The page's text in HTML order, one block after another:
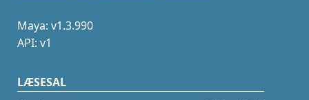
Maya: v1.3.990
API: v1
LÆSESAL